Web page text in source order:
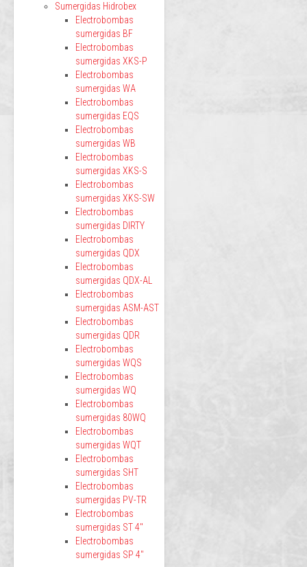
Sumergidas Hidrobex
Electrobombas
sumergidas BF
Electrobombas
sumergidas XKS-P
Electrobombas
sumergidas WA
Electrobombas
sumergidas EQS
Electrobombas
sumergidas WB
Electrobombas
sumergidas XKS-S
Electrobombas
sumergidas XKS-SW
Electrobombas
sumergidas DIRTY
Electrobombas
sumergidas QDX
Electrobombas
sumergidas QDX-AL
Electrobombas
sumergidas ASM-AST
Electrobombas
sumergidas QDR
Electrobombas
sumergidas WQS
Electrobombas
sumergidas WQ
Electrobombas
sumergidas 80WQ
Electrobombas
sumergidas WQT
Electrobombas
sumergidas SHT
Electrobombas
sumergidas PV-TR
Electrobombas
sumergidas ST 4"
Electrobombas
sumergidas SP 4"